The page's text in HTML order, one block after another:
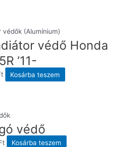
védők (Alumínium)
védő Honda
’11-
Kosárba teszem
védő
Kosárba teszem